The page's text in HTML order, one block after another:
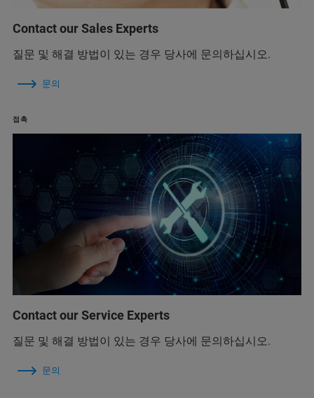
Contact our Sales Experts
질문 및 해결 방법이 있는 경우 당사에 문의하십시오.
문의
접촉
Contact our Service Experts
질문 및 해결 방법이 있는 경우 당사에 문의하십시오.
문의